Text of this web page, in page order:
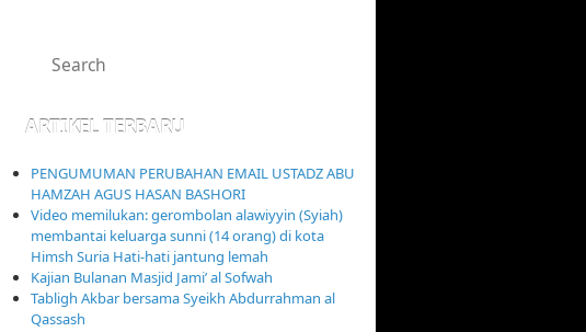
ARTIKEL TERBARU
PENGUMUMAN PERUBAHAN EMAIL USTADZ ABU
HAMZAH AGUS HASAN BASHORI
Video memilukan: gerombolan alawiyyin (Syiah)
membantai keluarga sunni (14 orang) di kota
Himsh Suria Hati-hati jantung lemah
Kajian Bulanan Masjid Jami’ al Sofwah
Tabligh Akbar bersama Syeikh Abdurrahman al
Qassash